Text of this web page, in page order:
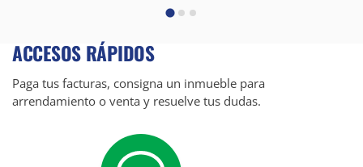
ACCESOS RÁPIDOS
Paga tus facturas, consigna un inmueble para
arrendamiento o venta y resuelve tus dudas.